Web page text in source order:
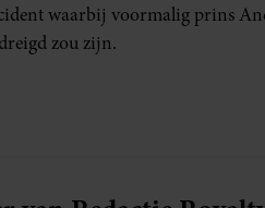
waarbij voormalig prins
zou zijn.